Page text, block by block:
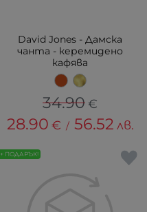
David Jones - Дамска
чанта - керемидено
кафява
34.90€
28.90 € / 56.52 лв.
+ ПОДАРЪК!